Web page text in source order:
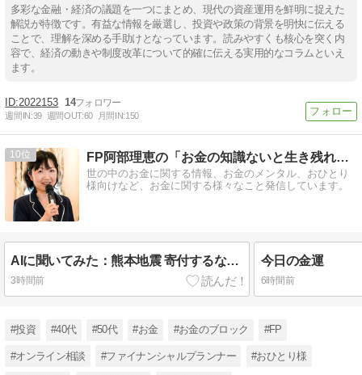
多彩な金融・経済の議題を一つにまとめ、現代の資産運用を鮮明に捉えた
解説が特徴です。有益な情報を厳選し、投資や政策の背景を明快に伝える
ことで、理解を深める手助けとなっています。読みやすくも核心を突く内
容で、経済の動きや制度改革について的確に伝える実用的なコラムといえ
ます。
2022153 14
週間IN:39 週間OUT:60 月間IN:150
10 FP阿部理恵の「お金の知識ないと生き残れないよ」
世の中のお金に関する情報、お金のメンタル、おひとり
様向けなど、お金に関する様々なこと発信しています。
AIに聞いてみた：熊本地震 寄付するならどの団体がいい？
3時間前
今日の金運
6時間前
#投資 #40代 #50代 #お金 #お金のブロック #FP
#オンライン相談 #ファイナンシャルプランナー #おひとり様